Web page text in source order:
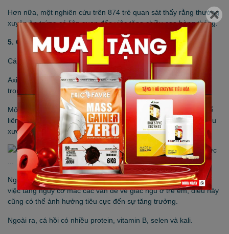
Hơn nữa, một nghiên cứu trên 874 trẻ quan sát thấy rằng thường
xuyên ăn trứng có liên quan đến việc tăng chiều cao hàng tháng.
5. Cá hồi
Cá hồi là một loại cá béo mà có chứa axit béo omega-3.
Axit béo omega-3 là một loại chất béo có lợi cho tim, rất quan
trọng đối với sự tăng trưởng và phát triển.
Một số nghiên cứu cũng cho thấy rằng axit béo omega-3 có thể
liên quan đến sức khỏe của xương và có thể thúc đẩy doanh thu
xương để tối đa hóa sự phát triển.
Ngoài ra, nồng độ axit béo omega-3 thấp có thể liên quan đến
việc tăng nguy cơ mắc các vấn đề về giấc ngủ ở trẻ em, điều này
cũng có thể ảnh hưởng tiêu cực đến sự tăng trưởng.
Ngoài ra, cá hồi có nhiều protein, vitamin B, selen và kali.